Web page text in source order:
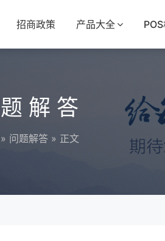
招商政策 产品大全
解答
» 问题解答 » 正文